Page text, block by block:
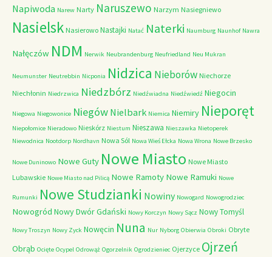
Napiwoda Narew Narty Naruszewo Narzym Nasiegniewo
Nasielsk Nasierowo Nastajki Natać Naterki Naumburg Naunhof Nawra
Nałęczów NDM Nerwik Neubrandenburg Neufriedland Neu Mukran
Neumunster Neutrebbin Nicponia Nidzica Nieborów Niechorze
Niechłonin Niedrzwica Niedzbórz Niedźwiadna Niedźwiedź Niegocin
Niegowa Niegowonice Niegów Nielbark Niemica Niemiry Nieporęt
Niepołomice Nieradowo Nieskórz Niestum Nieszawa Nieszawka Nietoperek
Niewodnica Nootdorp Nordhavn Nowa Sól Nowa Wieś Ełcka Nowa Wrona Nowe Brzesko
Nowe Duninowo Nowe Guty Nowe Miasto Nowe Miasto
Lubawskie Nowe Miasto nad Pilicą Nowe Ramoty Nowe Ramuki Nowe
Rumunki Nowe Studzianki Nowiny Nowogard Nowogrodziec
Nowogród Nowy Dwór Gdański Nowy Korczyn Nowy Sącz Nowy Tomyśl
Nowy Troszyn Nowy Zyck Nowęcin Nuna Nur Nyborg Obierwia Obroki Obryte
Obrąb Ocięte Ocypel Odrowąż Ogorzelnik Ogrodzieniec Ojerzyce Ojrzeń